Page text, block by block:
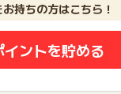
持ちの方はこちら！
ントを貯める